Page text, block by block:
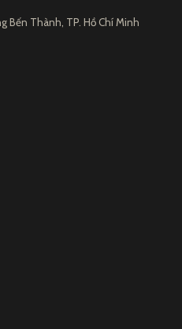
Bến Thành, TP. Hồ Chí Minh